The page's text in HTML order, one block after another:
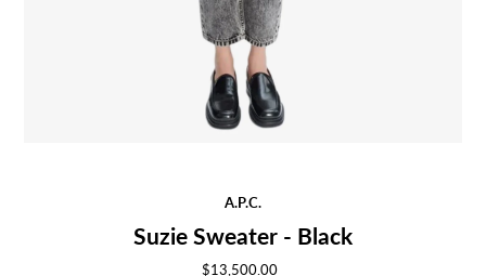
A.P.C.
Suzie Sweater - Black
Regular
$13,500.00